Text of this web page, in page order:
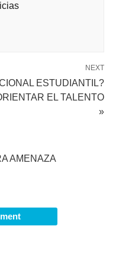
NEXT
ESTUDIANTIL?
EL TALENTO
»
AMENAZA